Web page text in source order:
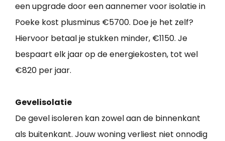
een upgrade door een aannemer voor isolatie in
Poeke kost plusminus €5700. Doe je het zelf?
Hiervoor betaal je stukken minder, €1150. Je
bespaart elk jaar op de energiekosten, tot wel
€820 per jaar.
Gevelisolatie
De gevel isoleren kan zowel aan de binnenkant
als buitenkant. Jouw woning verliest niet onnodig